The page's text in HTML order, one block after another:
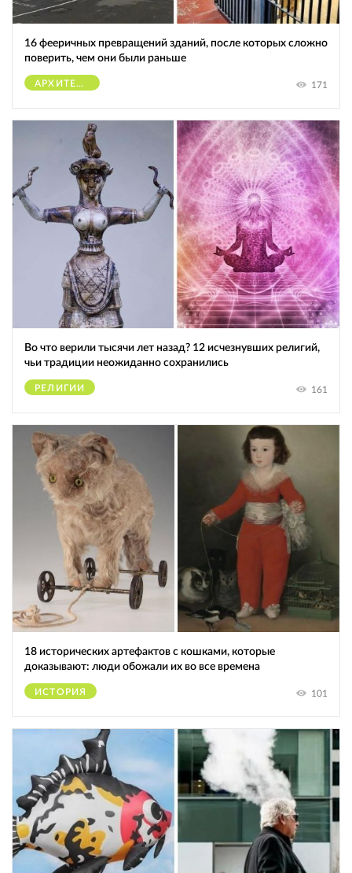
16 фееричных превращений зданий, после которых сложно
поверить, чем они были раньше
АРХИТЕКТУРА 171
Во что верили тысячи лет назад? 12 исчезнувших религий,
чьи традиции неожиданно сохранились
РЕЛИГИИ 161
18 исторических артефактов с кошками, которые
доказывают: люди обожали их во все времена
ИСТОРИЯ 101